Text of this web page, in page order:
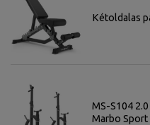
Kétoldalas
MS-S104
Marbo Sport